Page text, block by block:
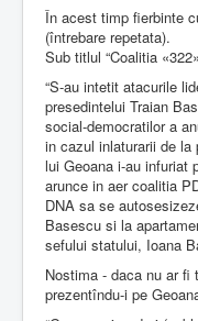
În acest timp fierbinte
(întrebare repetata).
Sub titlul “Coalitia
“S-au intetit atacurile
presedintelui Traian
social-democratilor a
in cazul inlaturarii de
lui Geoana i-au infuriat
arunce in aer coalitia
DNA sa se
Basescu si la
sefului statului, Ioana
Nostima - daca nu ar fi
prezentîndu-i pe